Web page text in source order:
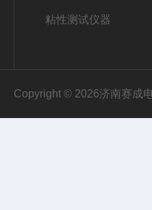
粘性测试仪器
Copyright © 2026济南赛成